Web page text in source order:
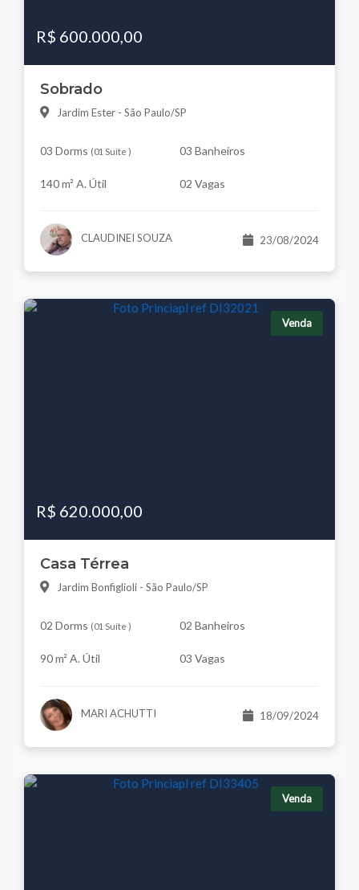
R$ 600.000,00
Sobrado
Jardim Ester - São Paulo/SP
03 Dorms (01 Suíte ) 03 Banheiros
140 m² A. Útil 02 Vagas
CLAUDINEI SOUZA 23/08/2024
Venda
R$ 620.000,00
Casa Térrea
Jardim Bonfiglioli - São Paulo/SP
02 Dorms (01 Suíte ) 02 Banheiros
90 m² A. Útil 03 Vagas
MARI ACHUTTI 18/09/2024
Venda